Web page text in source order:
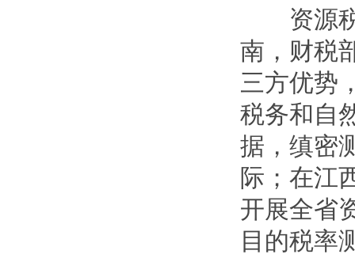
资源税
南，财税
三方优势
税务和自
据，缜密
际；在江
开展全省
目的税率